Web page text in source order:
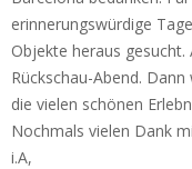
erinnerungswürdige
Objekte heraus
Rückschau-Abend.
die vielen schönen
Nochmals vielen Dank
i.A,